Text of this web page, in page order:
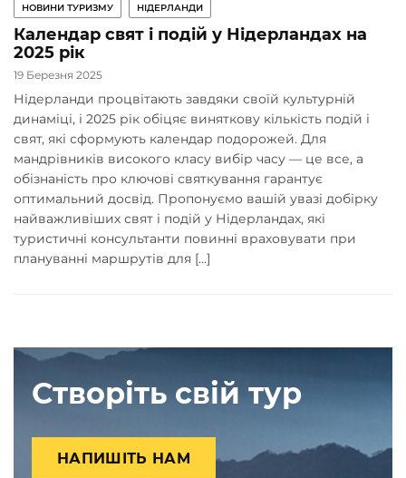
НОВИНИ ТУРИЗМУ НІДЕРЛАНДИ
Календар свят і подій у Нідерландах на
2025 рік
19 Березня 2025
Нідерланди процвітають завдяки своїй культурній
динаміці, і 2025 рік обіцяє виняткову кількість подій і
свят, які сформують календар подорожей. Для
мандрівників високого класу вибір часу — це все, а
обізнаність про ключові святкування гарантує
оптимальний досвід. Пропонуємо вашій увазі добірку
найважливіших свят і подій у Нідерландах, які
туристичні консультанти повинні враховувати при
плануванні маршрутів для […]
Створіть свій тур
НАПИШІТЬ НАМ